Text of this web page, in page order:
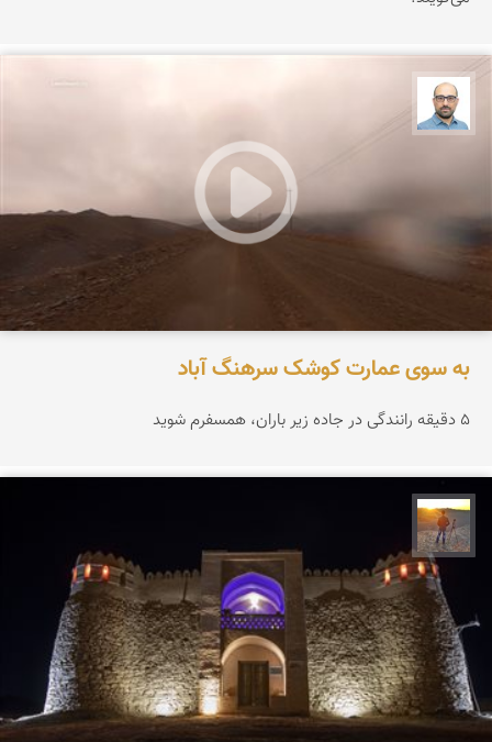
به سوی عمارت کوشک سرهنگ آباد
۵ دقیقه رانندگی در جاده زیر باران، همسفرم شوید